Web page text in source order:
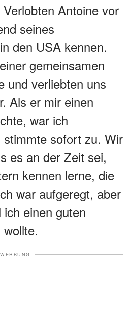
Antoine vor
seines
den USA kennen.
gemeinsamen
und verliebten uns
Als er mir einen
war ich
stimmte sofort zu. Wir
es an der Zeit sei,
kennen lerne, die
war aufgeregt, aber
einen guten
WERBUNG